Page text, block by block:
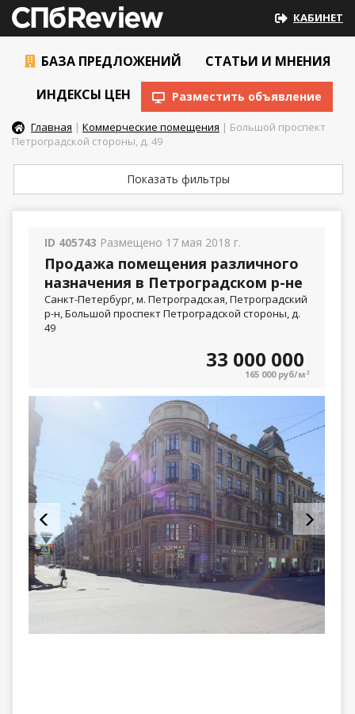
КАБИНЕТ
БАЗА ПРЕДЛОЖЕНИЙ
СТАТЬИ И МНЕНИЯ
ИНДЕКСЫ ЦЕН
Разместить объявление
Главная | Коммерческие помещения | Большой проспект
Петроградской стороны, д. 49
Показать фильтры
ID 405743 Размещено 17 мая 2018 г.
Продажа помещения различного
назначения в Петроградском р-не
Санкт-Петербург, м. Петроградская, Петроградский
р-н, Большой проспект Петроградской стороны, д.
49
33 000 000
165 000 руб/м 2